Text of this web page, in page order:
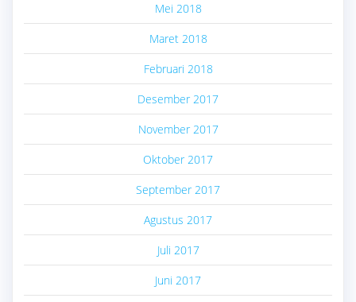
Mei 2018
Maret 2018
Februari 2018
Desember 2017
November 2017
Oktober 2017
September 2017
Agustus 2017
Juli 2017
Juni 2017